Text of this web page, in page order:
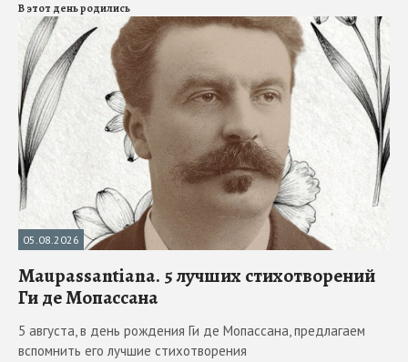
В этот день родились
05.08.2026
Maupassantiana. 5 лучших стихотворений
Ги де Мопассана
5 августа, в день рождения Ги де Мопассана, предлагаем
вспомнить его лучшие стихотворения